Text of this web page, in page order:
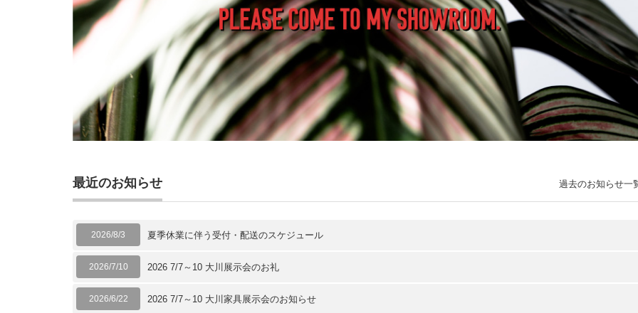
最近のお知らせ
2026/8/3 夏季休業に伴う受付・配送のスケジュール
2026/7/10 2026 7/7～10 大川展示会のお礼
2026/6/22 2026 7/7～10 大川家具展示会のお知らせ
過去のお知らせ一